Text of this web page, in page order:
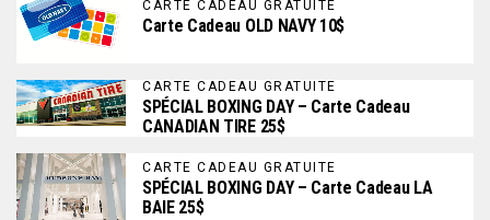
CARTE CADEAU GRATUITE
Carte Cadeau OLD NAVY 10$
CARTE CADEAU GRATUITE
SPÉCIAL BOXING DAY – Carte Cadeau
CANADIAN TIRE 25$
CARTE CADEAU GRATUITE
SPÉCIAL BOXING DAY – Carte Cadeau LA
BAIE 25$